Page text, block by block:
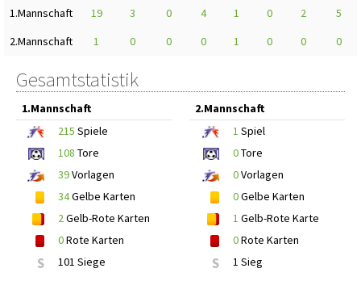
1.Mannschaft
19 3 0 4 1 0 2
5
2.Mannschaft
1 0 0 0 1 0 0 0
Gesamtstatistik
1.Mannschaft
215 Spiele
108 Tore
39Vorlagen
34Gelbe Karten
2Gelb-Rote Karten
0Rote Karten
S 101 Siege
2.Mannschaft
1 Spiel
0Tore
0Vorlagen
0Gelbe Karten
1 Gelb-Rote Karte
0Rote Karten
S 1 Sieg